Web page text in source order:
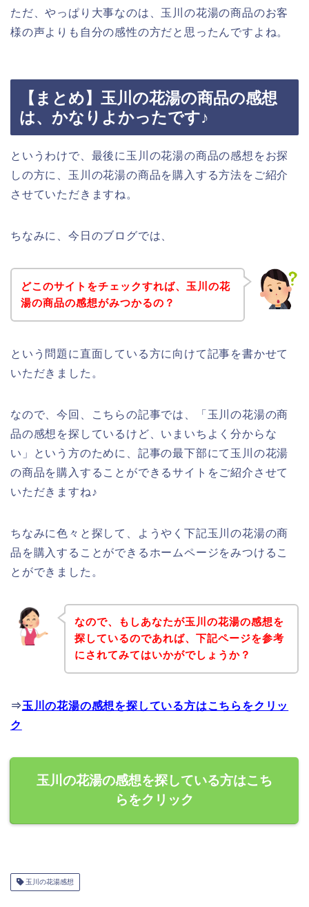
ただ、やっぱり大事なのは、玉川の花湯の商品のお客
様の声よりも自分の感性の方だと思ったんですよね。
【まとめ】玉川の花湯の商品の感想
は、かなりよかったです♪
というわけで、最後に玉川の花湯の商品の感想をお探
しの方に、玉川の花湯の商品を購入する方法をご紹介
させていただきますね。
ちなみに、今日のブログでは、
どこのサイトをチェックすれば、玉川の花
湯の商品の感想がみつかるの？
という問題に直面している方に向けて記事を書かせて
いただきました。
なので、今回、こちらの記事では、「玉川の花湯の商
品の感想を探しているけど、いまいちよく分からな
い」という方のために、記事の最下部にて玉川の花湯
の商品を購入することができるサイトをご紹介させて
いただきますね♪
ちなみに色々と探して、ようやく下記玉川の花湯の商
品を購入することができるホームページをみつけるこ
とができました。
なので、もしあなたが玉川の花湯の感想を
探しているのであれば、下記ページを参考
にされてみてはいかがでしょうか？
⇒玉川の花湯の感想を探している方はこちらをクリッ
ク
玉川の花湯の感想を探している方はこち
らをクリック
玉川の花湯感想